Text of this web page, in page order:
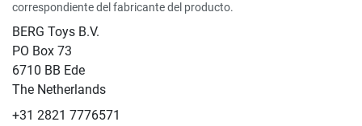
correspondiente del fabricante del producto.
BERG Toys B.V.
​PO Box 73
6710 BB Ede
The Netherlands
+31 2821 7776571